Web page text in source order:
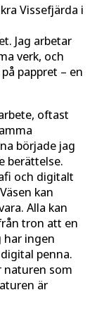
Vissefjärda i
Jag arbetar
verk, och
pappret – en
oftast
började jag
berättelse.
och digitalt
kan
Alla kan
tron att en
har ingen
penna.
naturen som
är